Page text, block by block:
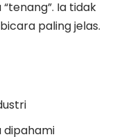
Ia tidak
paling jelas.
dipahami